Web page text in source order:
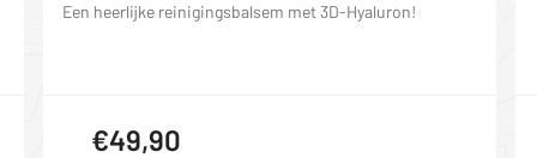
Een heerlijke reinigingsbalsem met 3D-Hyaluron!
€49,90